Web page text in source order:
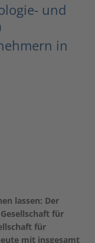
und
in
lassen: Der
für
für
mit insgesamt